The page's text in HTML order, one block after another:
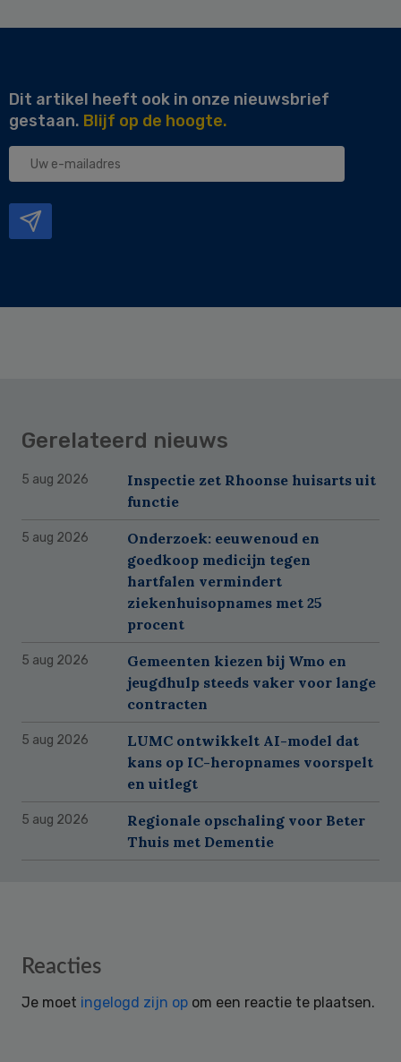
Dit artikel heeft ook in onze nieuwsbrief
gestaan. Blijf op de hoogte.
Uw
Gerelateerd nieuws
5 aug 2026
Inspectie zet Rhoonse huisarts uit
functie
5 aug 2026
Onderzoek: eeuwenoud en
goedkoop medicijn tegen
hartfalen vermindert
ziekenhuisopnames met 25
procent
5 aug 2026
Gemeenten kiezen bij Wmo en
jeugdhulp steeds vaker voor lange
contracten
5 aug 2026
LUMC ontwikkelt AI-model dat
kans op IC-heropnames voorspelt
en uitlegt
5 aug 2026
Regionale opschaling voor Beter
Thuis met Dementie
Reader
Reacties
Je moet ingelogd zijn op om een reactie te plaatsen.